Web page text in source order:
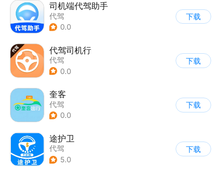
司机端代驾助手
代驾
0.0
下载
代驾司机行
代驾
0.0
下载
奎客
代驾
0.0
下载
途护卫
代驾
5.0
下载